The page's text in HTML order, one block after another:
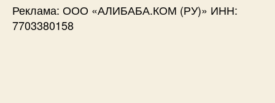
Реклама: ООО «АЛИБАБА.КОМ (РУ)» ИНН:
7703380158